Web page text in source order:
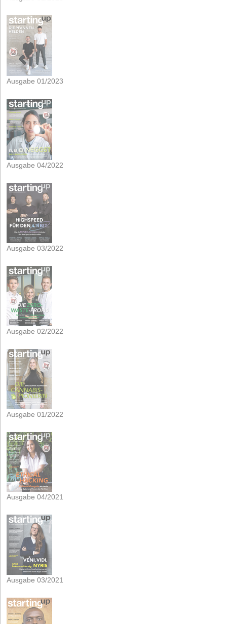
Ausgabe 01/2023
Ausgabe 04/2022
Ausgabe 03/2022
Ausgabe 02/2022
Ausgabe 01/2022
Ausgabe 04/2021
Ausgabe 03/2021